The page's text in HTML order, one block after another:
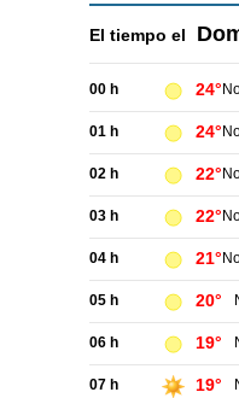
El tiempo el
00 h 24°
01 h 24°
02 h 22°
03 h 22°
04 h 21°
05 h 20°
06 h 19°
07 h 19°